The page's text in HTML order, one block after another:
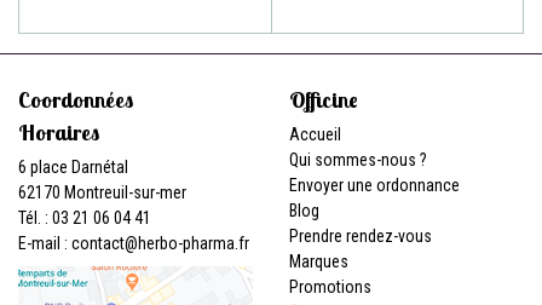
Coordonnées
Horaires
6 place Darnétal
62170 Montreuil-sur-mer
Tél. : 03 21 06 04 41
E-mail : contact@herbo-pharma.fr
Officine
Accueil
Qui sommes-nous ?
Envoyer une ordonnance
Blog
Prendre rendez-vous
Marques
Promotions